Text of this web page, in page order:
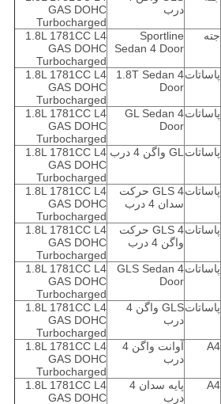
درب
GAS DOHC
Turbocharged
جته
Sportline
Sedan 4 Door
1.8L 1781CC L4
GAS DOHC
Turbocharged
پاساتات1.8T Sedan 4
Door
1.8L 1781CC L4
GAS DOHC
Turbocharged
پاساتاتGL Sedan 4
Door
1.8L 1781CC L4
GAS DOHC
Turbocharged
پاساتاتGL واگن 4 درب
1.8L 1781CC L4
GAS DOHC
Turbocharged
پاساتات
GLS 4 حرکت
سدان 4 درب
1.8L 1781CC L4
GAS DOHC
Turbocharged
پاساتات
GLS 4 حرکت
واگن 4 درب
1.8L 1781CC L4
GAS DOHC
Turbocharged
پاساتاتGLS Sedan 4
Door
1.8L 1781CC L4
GAS DOHC
Turbocharged
پاساتات
GLS واگن 4
درب
1.8L 1781CC L4
GAS DOHC
Turbocharged
A4
آوانت واگن 4
درب
1.8L 1781CC L4
GAS DOHC
Turbocharged
A4
پایه سدان 4
درب
1.8L 1781CC L4
GAS DOHC